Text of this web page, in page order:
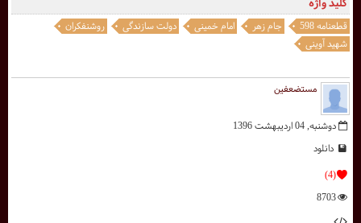
مستضعفین
دوشنبه, 04 ارديبهشت 1396
دانلود
(4)
8703
قطعنامه 598 جام زهر امام خمینی دولت سازندگی
روشنفکران
شهید آوینی